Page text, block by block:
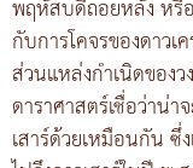
พฤหัสบดีถอยหลัง หรื
กับการโคจรของดาว
ส่วนแหล่งกำเนิดของ
ดาราศาสตร์เชื่อว่าน่
เสาร์ด้วยเหมือนกัน ซึ่